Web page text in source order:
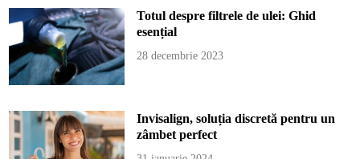
Totul despre filtrele de ulei: Ghid
esențial
28 decembrie 2023
Invisalign, soluția discretă pentru un
zâmbet perfect